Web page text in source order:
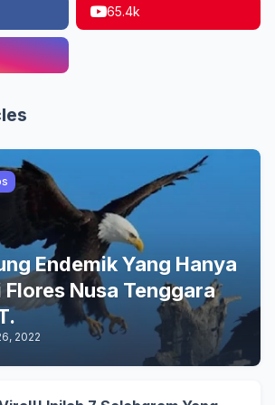
65.4k
Endemik Yang Hanya
Nusa Tenggara
2022